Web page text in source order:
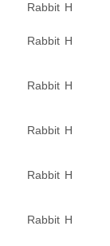
Rabbit H
Rabbit H
Rabbit H
Rabbit H
Rabbit H
Rabbit H